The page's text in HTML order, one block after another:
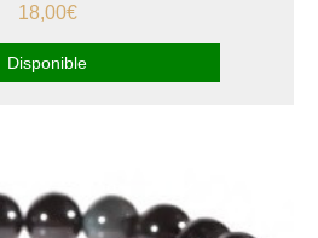
18,00€
Disponible